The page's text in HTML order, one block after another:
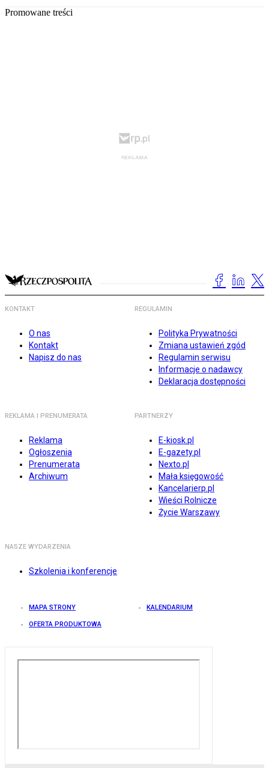
Promowane treści
KONTAKT
O nas
Kontakt
Napisz do nas
REGULAMIN
Polityka Prywatności
Zmiana ustawień zgód
Regulamin serwisu
Informacje o nadawcy
Deklaracja dostępności
REKLAMA I PRENUMERATA
Reklama
Ogłoszenia
Prenumerata
Archiwum
PARTNERZY
E-kiosk.pl
E-gazety.pl
Nexto.pl
Mała księgowość
Kancelarierp.pl
Wieści Rolnicze
Życie Warszawy
NASZE WYDARZENIA
Szkolenia i konferencje
MAPA STRONY KALENDARIUM
OFERTA PRODUKTOWA